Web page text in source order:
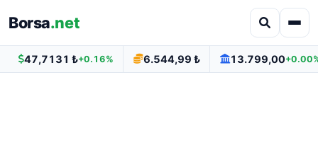
Borsa.net
47,7131 ₺+0.16% 6.544,99 ₺ 13.799,00